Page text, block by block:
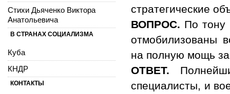
стратегические
ВОПРОС. По тону
отмобилизованы
на полную мощь
ОТВЕТ.
специалисты, и
Стихи Дьяченко Виктора
Анатольевича
В СТРАНАХ СОЦИАЛИЗМА
Куба
КНДР
КОНТАКТЫ